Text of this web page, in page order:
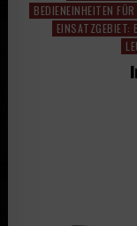
in
BEDIENEINHEITEN
EINSATZGEBIET: